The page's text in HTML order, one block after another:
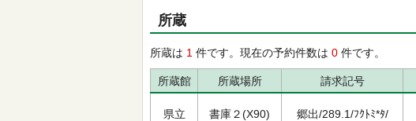
所蔵
所蔵は 1 件です。現在の予約件数は 0 件です。
所蔵館 所蔵場所 請求記号
県立 書庫２(X90) 郷出/289.1/ﾌｸﾄﾐ*ﾀ/